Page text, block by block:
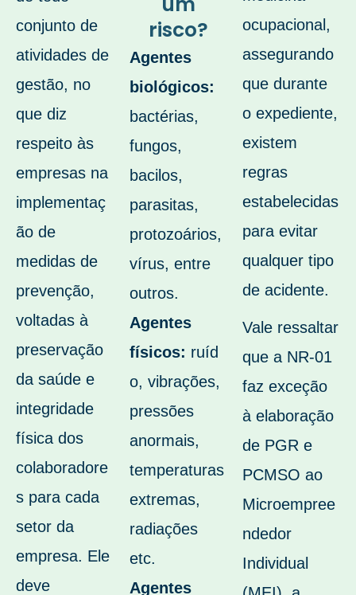
conjunto de
atividades de
gestão, no
que diz
respeito às
empresas na
implementaç
ão de
medidas de
prevenção,
voltadas à
preservação
da saúde e
integridade
física dos
colaboradore
s para cada
setor da
empresa. Ele
deve
risco?
Agentes
biológicos:
bactérias,
fungos,
bacilos,
parasitas,
protozoários,
vírus, entre
outros.
Agentes
físicos: ruíd
o, vibrações,
pressões
anormais,
temperaturas
extremas,
radiações
etc.
Agentes
ocupacional,
assegurando
que durante
o expediente,
existem
regras
estabelecidas
para evitar
qualquer tipo
de acidente.
Vale ressaltar
que a NR-01
faz exceção
à elaboração
de PGR e
PCMSO ao
Microempree
ndedor
Individual